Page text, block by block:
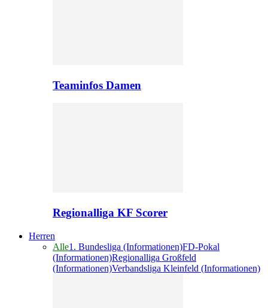
Teaminfos Damen
Regionalliga KF Scorer
Herren
Alle1. Bundesliga (Informationen)FD-Pokal
(Informationen)Regionalliga Großfeld
(Informationen)Verbandsliga Kleinfeld (Informationen)